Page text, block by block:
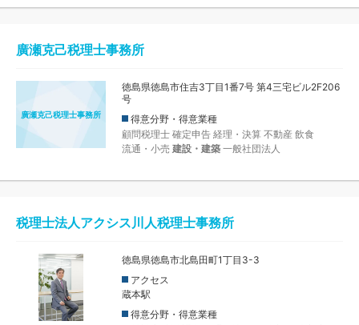
廣瀬克己税理士事務所
廣瀬克己税理士事務所
徳島県徳島市住吉3丁目1番7号 第4三宅ビル2F206
号
得意分野・得意業種
顧問税理士 確定申告 経理・決算 不動産 飲食
流通・小売 建設・建築 一般社団法人
税理士法人アクシス川人税理士事務所
徳島県徳島市北島田町1丁目3-3
アクセス
蔵本駅
得意分野・得意業種